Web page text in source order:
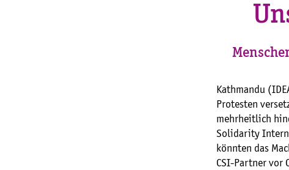
Kathmandu
Protesten
mehrheitlich
Solidarity
könnten das
CSI-Partner vor